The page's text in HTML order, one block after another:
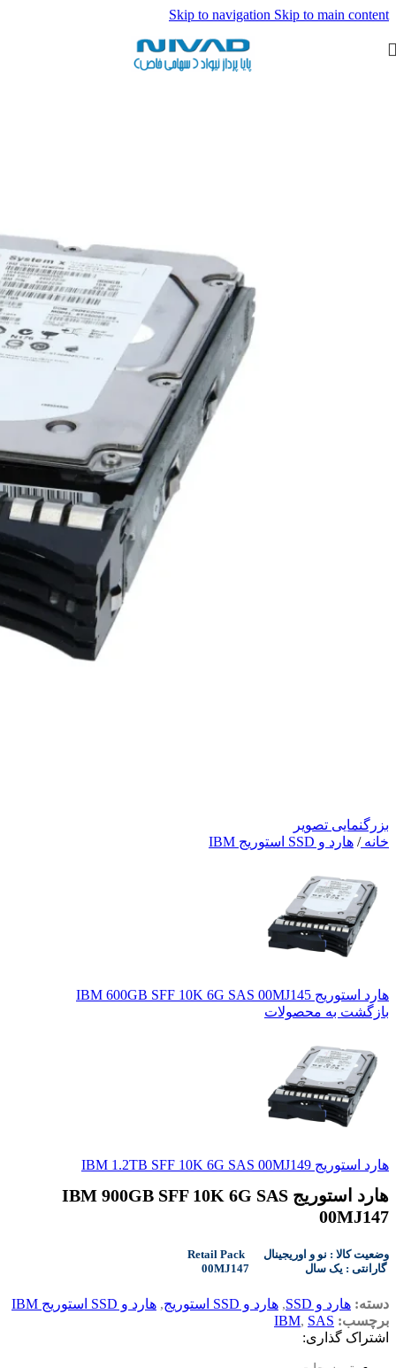
Skip to navigation Skip to main content
بزرگنمایی تصویر
خانه/ هارد و SSD استوریج IBM
هارد استوریج IBM 600GB SFF 10K 6G SAS 00MJ145
بازگشت به محصولات
هارد استوریج IBM 1.2TB SFF 10K 6G SAS 00MJ149
هارد استوریج IBM 900GB SFF 10K 6G SAS
00MJ147
Retail Pack وضعیت کالا : نو و اوریجینال
00MJ147 گارانتی : یک سال
دسته: هارد و SSD , هارد و SSD استوریج , هارد و SSD استوریج IBM
برچسب:
IBM, SAS
اشتراک گذاری: